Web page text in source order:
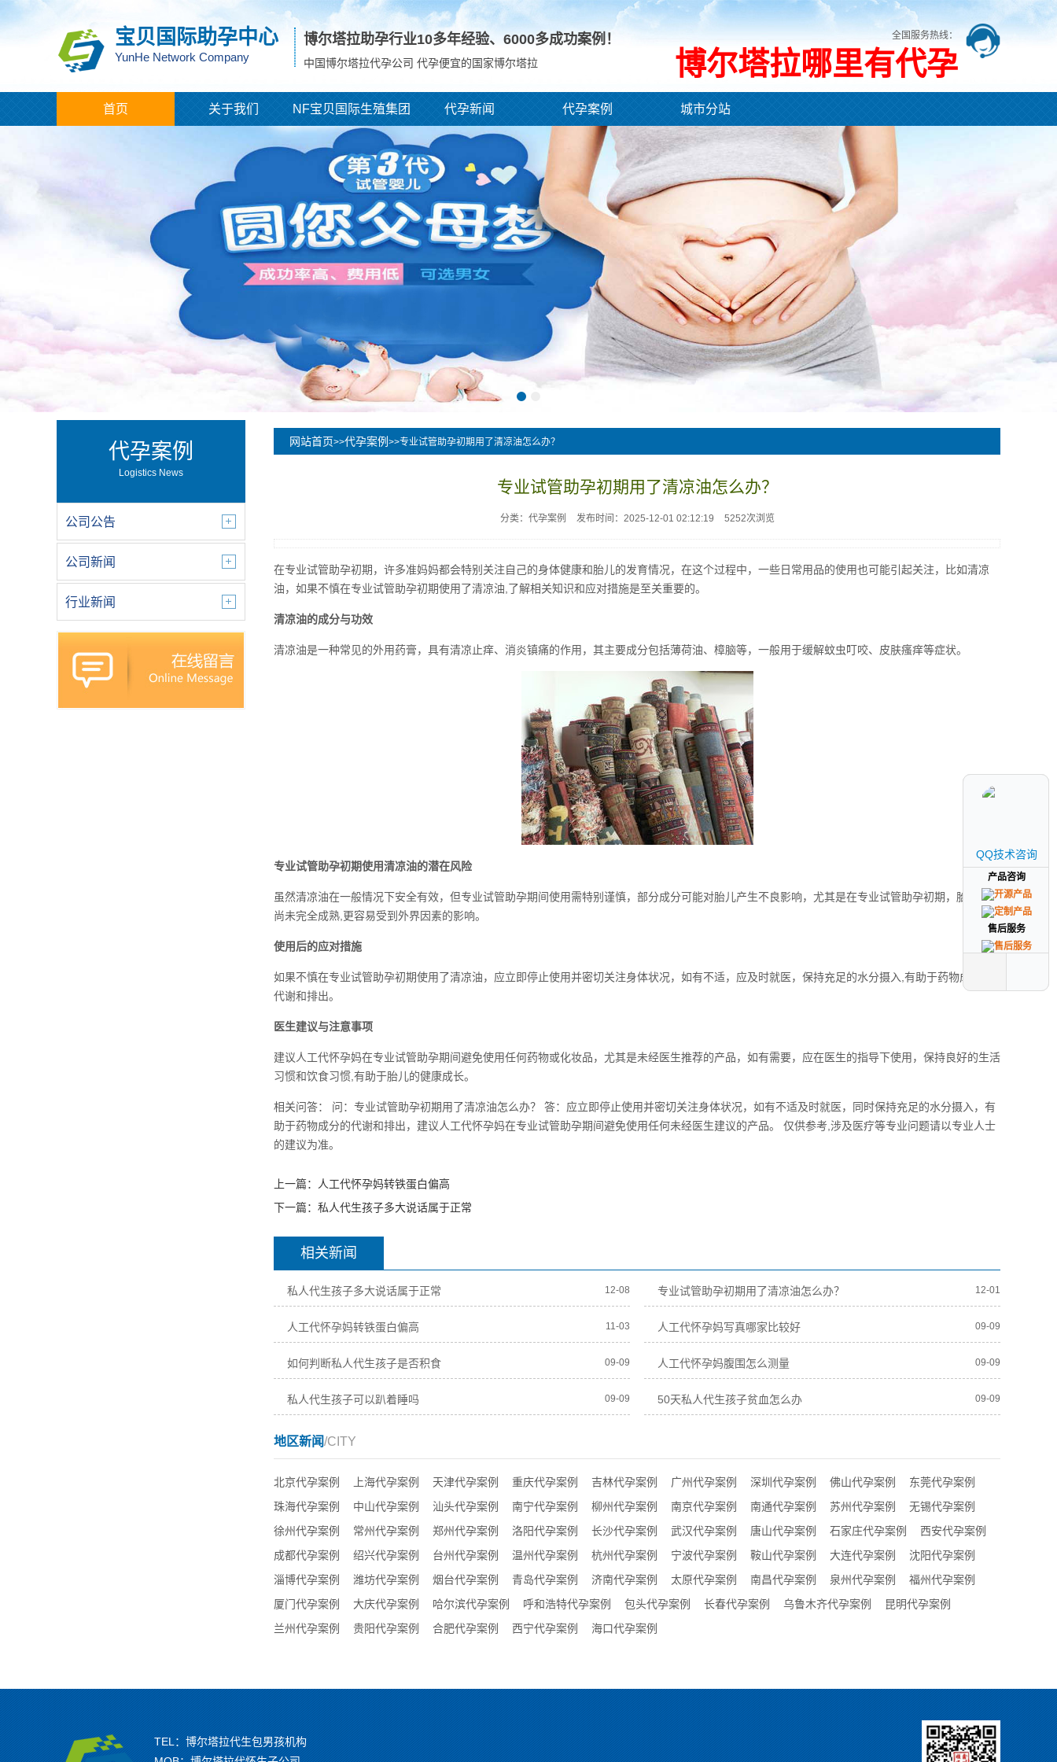
宝贝国际助孕中心
YunHe Network Company
博尔塔拉助孕行业10多年经验、 6000多成功案例！
中国博尔塔拉代孕公司 代孕便宜的国家博尔塔拉
全国服务热线：
博尔塔拉哪里有代孕
首页 关于我们 NF宝贝国际生殖集团 代孕新闻 代孕案例 城市分站
代孕案例
Logistics News
公司公告
公司新闻
行业新闻
网站首页>>代孕案例 >>专业试管助孕初期用了清凉油怎么办？
专业试管助孕初期用了清凉油怎么办？
分类：代孕案例 发布时间：2025-12-01 02:12:19 5252次浏览
在专业试管助孕初期，许多准妈妈都会特别关注自己的身体健康和胎儿的发育情况，在这个过程中，一些日常用品的使用也可能引起关注，比如清凉
油，如果不慎在专业试管助孕初期使用了清凉油,了解相关知识和应对措施是至关重要的。
清凉油的成分与功效
清凉油是一种常见的外用药膏，具有清凉止痒、消炎镇痛的作用，其主要成分包括薄荷油、樟脑等，一般用于缓解蚊虫叮咬、皮肤瘙痒等症状。
专业试管助孕初期使用清凉油的潜在风险
虽然清凉油在一般情况下安全有效，但专业试管助孕期间使用需特别谨慎，部分成分可能对胎儿产生不良影响，尤其是在专业试管助孕初期，胎儿发育
尚未完全成熟,更容易受到外界因素的影响。
使用后的应对措施
如果不慎在专业试管助孕初期使用了清凉油，应立即停止使用并密切关注身体状况，如有不适，应及时就医，保持充足的水分摄入,有助于药物成分的
代谢和排出。
医生建议与注意事项
建议人工代怀孕妈在专业试管助孕期间避免使用任何药物或化妆品，尤其是未经医生推荐的产品，如有需要，应在医生的指导下使用，保持良好的生活
习惯和饮食习惯,有助于胎儿的健康成长。
相关问答： 问：专业试管助孕初期用了清凉油怎么办？ 答：应立即停止使用并密切关注身体状况，如有不适及时就医，同时保持充足的水分摄入，有
助于药物成分的代谢和排出，建议人工代怀孕妈在专业试管助孕期间避免使用任何未经医生建议的产品。 仅供参考,涉及医疗等专业问题请以专业人士
的建议为准。
上一篇：
人工代怀孕妈转铁蛋白偏高
下一篇： 私人代生孩子多大说话属于正常
相关新闻
私人代生孩子多大说话属于正常 12-08 专业试管助孕初期用了清凉油怎么办？ 12-01
人工代怀孕妈转铁蛋白偏高 11-03 人工代怀孕妈写真哪家比较好 09-09
如何判断私人代生孩子是否积食 09-09 人工代怀孕妈腹围怎么测量 09-09
私人代生孩子可以趴着睡吗 09-09 50天私人代生孩子贫血怎么办 09-09
地区新闻/CITY
北京代孕案例 上海代孕案例 天津代孕案例 重庆代孕案例 吉林代孕案例 广州代孕案例 深圳代孕案例 佛山代孕案例
东莞代孕案例
珠海代孕案例
中山代孕案例 汕头代孕案例 南宁代孕案例 柳州代孕案例 南京代孕案例 南通代孕案例 苏州代孕案例
无锡代孕案例
徐州代孕案例
常州代孕案例 郑州代孕案例 洛阳代孕案例 长沙代孕案例 武汉代孕案例 唐山代孕案例 石家庄代孕案例
西安代孕案例
成都代孕案例
绍兴代孕案例 台州代孕案例 温州代孕案例 杭州代孕案例 宁波代孕案例 鞍山代孕案例 大连代孕案例
沈阳代孕案例
淄博代孕案例
潍坊代孕案例 烟台代孕案例 青岛代孕案例 济南代孕案例 太原代孕案例 南昌代孕案例 泉州代孕案例
福州代孕案例
厦门代孕案例
大庆代孕案例 哈尔滨代孕案例 呼和浩特代孕案例 包头代孕案例 长春代孕案例 乌鲁木齐代孕案例
昆明代孕案例
兰州代孕案例
贵阳代孕案例 合肥代孕案例 西宁代孕案例 海口代孕案例
QQ技术咨询
产品咨询
售后服务
QQ技术咨询
产品咨询
售后服务
TEL：博尔塔拉代生包男孩机构